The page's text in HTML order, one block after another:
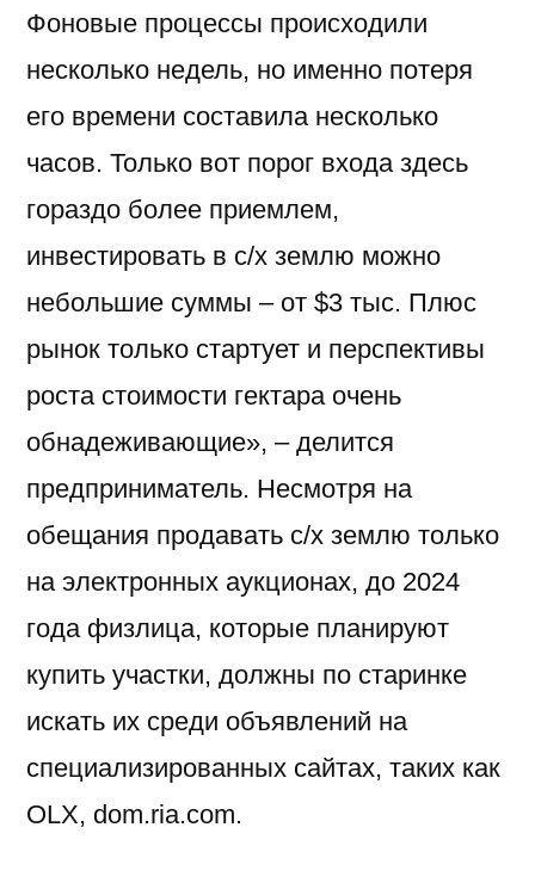
Фоновые процессы происходили
несколько недель, но именно потеря
его времени составила несколько
часов. Только вот порог входа здесь
гораздо более приемлем,
инвестировать в с/х землю можно
небольшие суммы – от $3 тыс. Плюс
рынок только стартует и перспективы
роста стоимости гектара очень
обнадеживающие», – делится
предприниматель. Несмотря на
обещания продавать с/х землю только
на электронных аукционах, до 2024
года физлица, которые планируют
купить участки, должны по старинке
искать их среди объявлений на
специализированных сайтах, таких как
OLX, dom.ria.com.